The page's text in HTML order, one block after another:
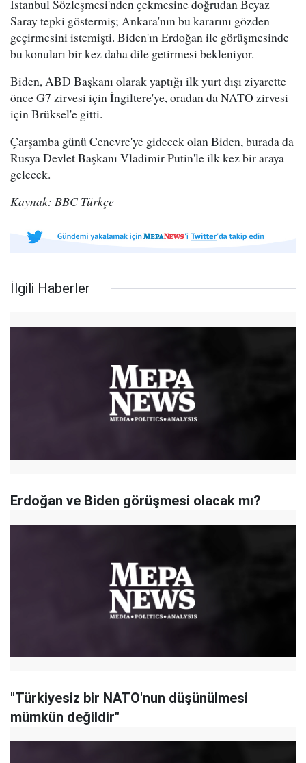
İstanbul Sözleşmesi'nden çekmesine doğrudan Beyaz
Saray tepki göstermiş; Ankara'nın bu kararını gözden
geçirmesini istemişti. Biden'ın Erdoğan ile görüşmesinde
bu konuları bir kez daha dile getirmesi bekleniyor.
Biden, ABD Başkanı olarak yaptığı ilk yurt dışı ziyarette
önce G7 zirvesi için İngiltere'ye, oradan da NATO zirvesi
için Brüksel'e gitti.
Çarşamba günü Cenevre'ye gidecek olan Biden, burada da
Rusya Devlet Başkanı Vladimir Putin'le ilk kez bir araya
gelecek.
Kaynak: BBC Türkçe
İlgili Haberler
Erdoğan ve Biden görüşmesi olacak mı?
"Türkiyesiz bir NATO'nun düşünülmesi
mümkün değildir"